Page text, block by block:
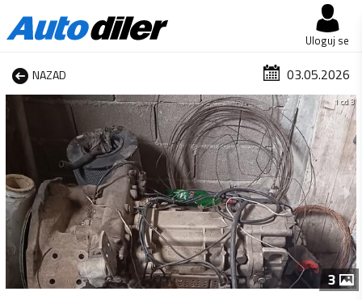
Uloguj se
NAZAD 03.05.2026
1 od 3
3